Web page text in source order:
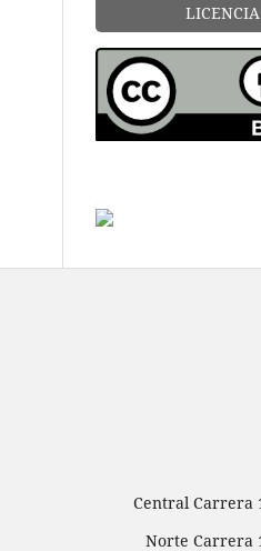
LICENCIA
Central Carrera
Norte Carrera